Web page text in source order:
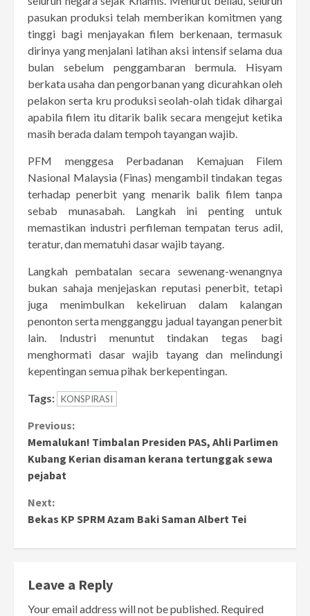
pasukan produksi telah memberikan komitmen yang
tinggi bagi menjayakan filem berkenaan, termasuk
dirinya yang menjalani latihan aksi intensif selama dua
bulan sebelum penggambaran bermula. Hisyam
berkata usaha dan pengorbanan yang dicurahkan oleh
pelakon serta kru produksi seolah-olah tidak dihargai
apabila filem itu ditarik balik secara mengejut ketika
masih berada dalam tempoh tayangan wajib.
PFM menggesa Perbadanan Kemajuan Filem
Nasional Malaysia (Finas) mengambil tindakan tegas
terhadap penerbit yang menarik balik filem tanpa
sebab munasabah. Langkah ini penting untuk
memastikan industri perfileman tempatan terus adil,
teratur, dan mematuhi dasar wajib tayang.
Langkah pembatalan secara sewenang-wenangnya
bukan sahaja menjejaskan reputasi penerbit, tetapi
juga menimbulkan kekeliruan dalam kalangan
penonton serta mengganggu jadual tayangan penerbit
lain. Industri menuntut tindakan tegas bagi
menghormati dasar wajib tayang dan melindungi
kepentingan semua pihak berkepentingan.
Tags: KONSPIRASI
Continue
Reading
Previous:
Memalukan! Timbalan Presiden PAS, Ahli Parlimen
Kubang Kerian disaman kerana tertunggak sewa
pejabat
Next:
Bekas KP SPRM Azam Baki Saman Albert Tei
Leave a Reply
Your email address will not be published. Required